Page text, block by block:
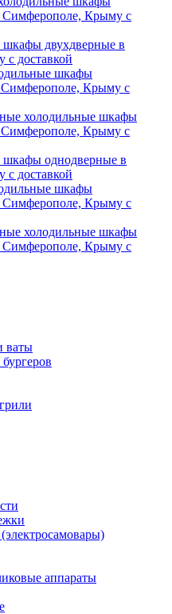
Симферополе, Крыму с
двухдверные в
доставкой
шкафы
Симферополе, Крыму с
холодильные шкафы
Симферополе, Крыму с
шкафы однодверные в
доставкой
шкафы
Симферополе, Крыму с
холодильные шкафы
Симферополе, Крыму с
ваты
аппараты